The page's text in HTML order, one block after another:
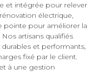
et intégrée pour relever
électrique,
pointe pour améliorer la
artisans qualifiés
durables et performants,
fixé par le client.
à une gestion